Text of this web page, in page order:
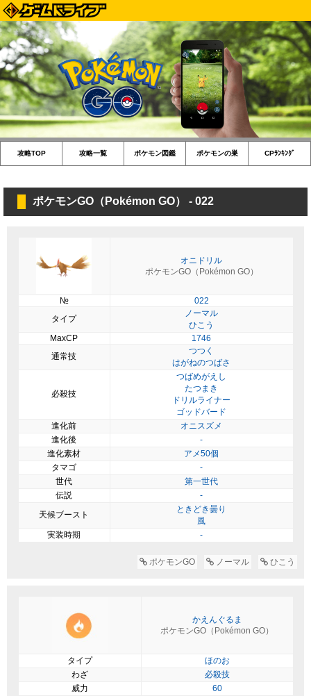
攻略TOP 攻略一覧 ポケモン図鑑 ポケモンの巣 CPﾗﾝｷﾝｸﾞ
ポケモンGO（Pokémon GO） - 022
オニドリル
ポケモンGO（Pokémon GO）
№
022
タイプ
ノーマル
ひこう
MaxCP
1746
通常技
つつく
はがねのつばさ
必殺技
つばめがえし
たつまき
ドリルライナー
ゴッドバード
進化前
オニスズメ
進化後
-
進化素材
アメ50個
タマゴ
-
世代
第一世代
伝説
-
天候ブースト
ときどき曇り
風
実装時期
-
ポケモンGO ノーマル ひこう
かえんぐるま
ポケモンGO（Pokémon GO）
タイプ
ほのお
わざ
必殺技
威力
60